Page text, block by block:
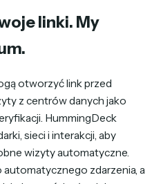
linki. My
otworzyć link przed
z centrów danych jako
HummingDeck
sieci i interakcji, aby
wizyty automatyczne.
zdarzenia, a